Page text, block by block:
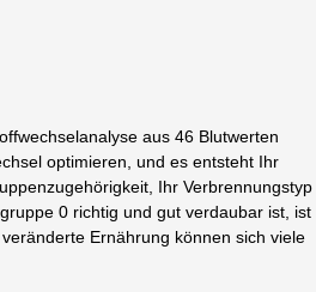
aus 46 Blutwerten
optimieren, und es entsteht Ihr
Ihr Verbrennungstyp
0 richtig und gut verdaubar ist, ist
Ernährung können sich viele